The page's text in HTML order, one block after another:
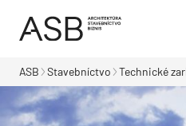
ASB Stavebníctvo Technické